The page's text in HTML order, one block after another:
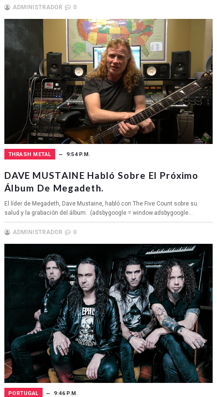
ADMINISTRADOR 0
THRASH METAL 9:54 P.M.
DAVE MUSTAINE Habló Sobre El Próximo
Álbum De Megadeth.
El líder de Megadeth, Dave Mustaine, habló con The Five Count sobre su
salud y la grabación del álbum. (adsbygoogle = window.adsbygoogle...
ADMINISTRADOR 0
PORTUGAL 9:46 P.M.